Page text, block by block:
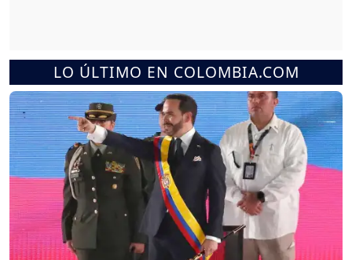
LO ÚLTIMO EN COLOMBIA.COM